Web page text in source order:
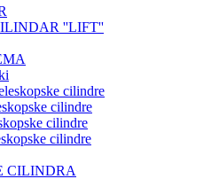
''LIFT''
cilindre
cilindre
cilindre
cilindre
CILINDRA